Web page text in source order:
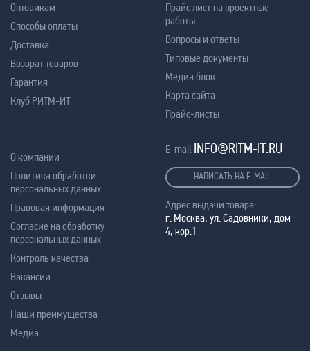
Оптовикам
Способы оплаты
Доставка
Возврат товаров
Гарантия
Клуб РИТМ-ИТ
Прайс лист на проектные
работы
Вопросы и ответы
Типовые документы
Медиа блок
Карта сайта
Прайс-листы
О компании
Политика обработки
персональных данных
Правовая информация
Согласие на обработку
персональных данных
Контроль качества
Вакансии
Отзывы
Наши преимущества
Медиа
E-mail INFO@RITM-IT.RU
НАПИСАТЬ НА E-MAIL
Адрес выдачи товара:
г. Москва, ул. Садовники, дом
4, кор.1